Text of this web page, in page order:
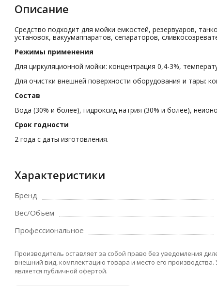
Описание
Средство подходит для мойки емкостей, резервуаров,
установок, вакуумаппаратов, сепараторов,
Режимы применения
Для циркуляционной мойки: концентрация 0,4-3%,
Для очистки внешней поверхности оборудования и тары:
Состав
Вода (30% и более), гидроксид натрия (30% и более),
Срок годности
2 года с даты изготовления.
Характеристики
Бренд
Вес/Объем
Профессиональное
Производитель оставляет за собой право без уведомления
внешний вид, комплектацию товара и место его
является публичной офертой.